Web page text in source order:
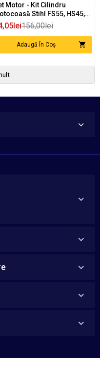
Motor - Kit Cilindru
Stihl FS55, HS45,
FS38, BG45, BG55
156,00lei
Adaugă În Coș